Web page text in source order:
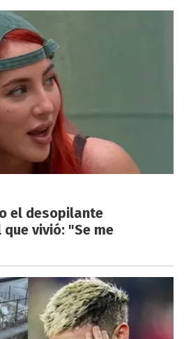
el desopilante
vivió: "Se me